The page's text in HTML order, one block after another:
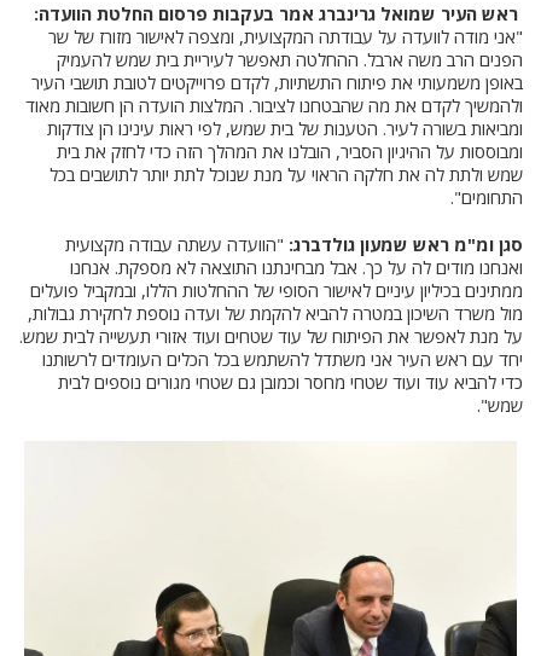
ראש העיר שמואל גרינברג אמר בעקבות פרסום החלטת הוועדה:
"אני מודה לוועדה על עבודתה המקצועית, ומצפה לאישור מזורז של שר
הפנים הרב משה ארבל. ההחלטה תאפשר לעיריית בית שמש להעמיק
באופן משמעותי את פיתוח התשתיות, לקדם פרוייקטים לטובת תושבי העיר
ולהמשיך לקדם את מה שהבטחנו לציבור. המלצות הועדה הן חשובות מאוד
ומביאות בשורה לעיר. הטענות של בית שמש, לפי ראות עינינו הן צודקות
ומבוססות על ההיגיון הסביר, הובלנו את המהלך הזה כדי לחזק את בית
שמש ולתת לה את חלקה הראוי על מנת שנוכל לתת יותר לתושבים בכל
התחומים".
סגן ומ"מ ראש שמעון גולדברג: "הוועדה עשתה עבודה מקצועית
ואנחנו מודים לה על כך. אבל מבחינתנו התוצאה לא מספקת. אנחנו
ממתינים בכיליון עיניים לאישור הסופי של ההחלטות הללו, ובמקביל פועלים
מול משרד השיכון במטרה להביא להקמת של ועדה נוספת לחקירת גבולות,
על מנת לאפשר את הפיתוח של עוד שטחים ועוד אזורי תעשייה לבית שמש.
יחד עם ראש העיר אני משתדל להשתמש בכל הכלים העומדים לרשותנו
כדי להביא עוד ועוד שטחי מחסר וכמובן גם שטחי מגורים נוספים לבית
שמש".